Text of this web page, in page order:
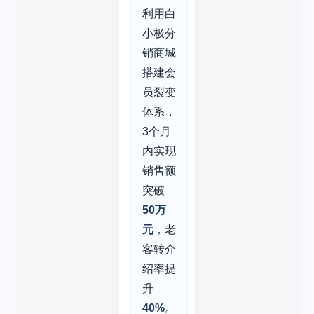
利用白
小极分
销商城
搭建会
员裂变
体系，
3个月
内实现
销售额
突破
50万
元 ，老
客转介
绍率提
升
40%。